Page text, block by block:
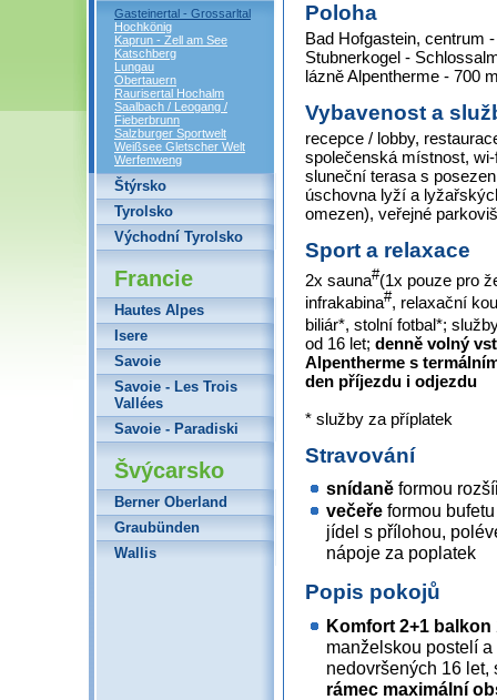
Poloha
Bad Hofgastein, centrum
Stubnerkogel -
lázně Alpentherme - 700
Vybavenost a
recepce / lobby,
společenská místnost,
sluneční terasa s
úschovna lyží a
omezen), veřejné
Sport a relaxace
2x sauna#(1x pouze pro
infrakabina#, relaxační
biliár*, stolní fotbal*;
od 16 let; denně volný
Alpentherme s
den příjezdu i odjezdu
* služby za příplatek
Stravování
snídaně formou
večeře formou
jídel s přílohou,
nápoje za poplatek
Popis pokojů
Komfort 2+1 balkon
manželskou postelí
nedovršených 16
rámec maximální
Gasteinertal - Grossarltal
Hochkönig
Kaprun - Zell am See
Katschberg
Lungau
Obertauern
Raurisertal Hochalm
Saalbach / Leogang /
Fieberbrunn
Salzburger Sportwelt
Weißsee Gletscher Welt
Werfenweng
Štýrsko
Tyrolsko
Východní Tyrolsko
Francie
Hautes Alpes
Isere
Savoie
Savoie - Les Trois
Vallées
Savoie - Paradiski
Švýcarsko
Berner Oberland
Graubünden
Wallis